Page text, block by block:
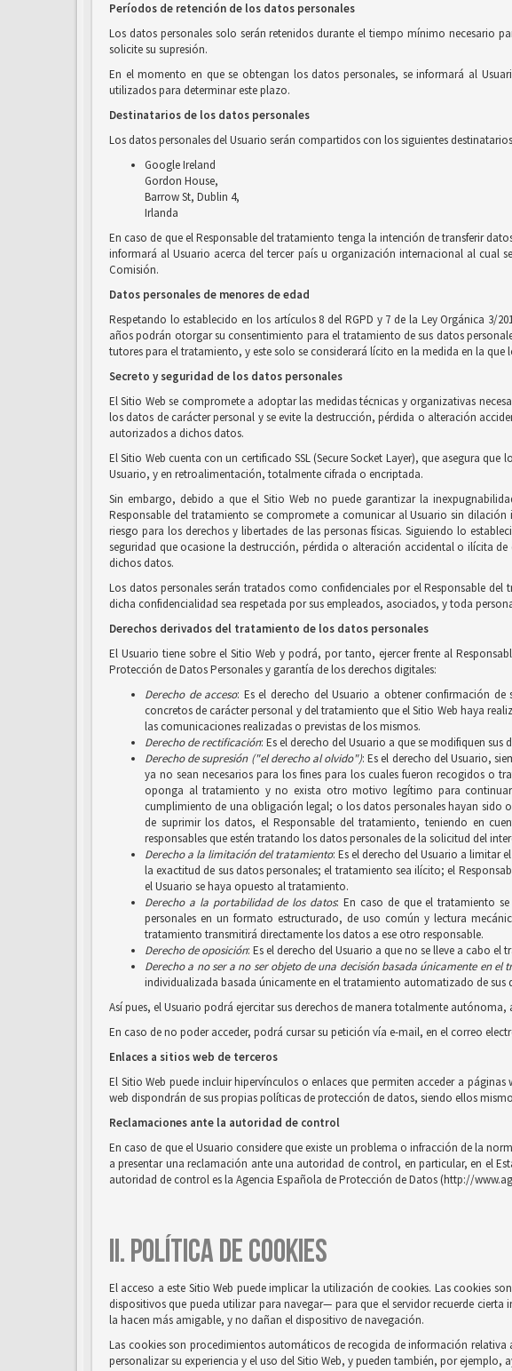
Períodos de retención de los datos personales
Los datos personales solo serán retenidos durante el tiempo mínimo necesario
solicite su supresión.
En el momento en que se obtengan los datos personales, se informará al
utilizados para determinar este plazo.
Destinatarios de los datos personales
Los datos personales del Usuario serán compartidos con los siguientes
Google Ireland
Gordon House,
Barrow St, Dublin 4,
Irlanda
En caso de que el Responsable del tratamiento tenga la intención de transferir
informará al Usuario acerca del tercer país u organización internacional al cual
Comisión.
Datos personales de menores de edad
Respetando lo establecido en los artículos 8 del RGPD y 7 de la Ley Orgánica 3/
años podrán otorgar su consentimiento para el tratamiento de sus datos
tutores para el tratamiento, y este solo se considerará lícito en la medida en la
Secreto y seguridad de los datos personales
El Sitio Web se compromete a adoptar las medidas técnicas y organizativas
los datos de carácter personal y se evite la destrucción, pérdida o alteración
autorizados a dichos datos.
El Sitio Web cuenta con un certificado SSL (Secure Socket Layer), que asegura
Usuario, y en retroalimentación, totalmente cifrada o encriptada.
Sin embargo, debido a que el Sitio Web no puede garantizar la
Responsable del tratamiento se compromete a comunicar al Usuario sin
riesgo para los derechos y libertades de las personas físicas. Siguiendo lo
seguridad que ocasione la destrucción, pérdida o alteración accidental o ilícita
dichos datos.
Los datos personales serán tratados como confidenciales por el Responsable
dicha confidencialidad sea respetada por sus empleados, asociados, y toda
Derechos derivados del tratamiento de los datos personales
El Usuario tiene sobre el Sitio Web y podrá, por tanto, ejercer frente al
Protección de Datos Personales y garantía de los derechos digitales:
Derecho de acceso: Es el derecho del Usuario a obtener confirmación
concretos de carácter personal y del tratamiento que el Sitio Web haya
las comunicaciones realizadas o previstas de los mismos.
Derecho de rectificación: Es el derecho del Usuario a que se modifiquen
Derecho de supresión ("el derecho al olvido"): Es el derecho del Usuario,
ya no sean necesarios para los fines para los cuales fueron recogidos o
oponga al tratamiento y no exista otro motivo legítimo para
cumplimiento de una obligación legal; o los datos personales hayan sido
de suprimir los datos, el Responsable del tratamiento, teniendo en
responsables que estén tratando los datos personales de la solicitud del
Derecho a la limitación del tratamiento: Es el derecho del Usuario a limitar
la exactitud de sus datos personales; el tratamiento sea ilícito; el
el Usuario se haya opuesto al tratamiento.
Derecho a la portabilidad de los datos: En caso de que el tratamiento
personales en un formato estructurado, de uso común y lectura
tratamiento transmitirá directamente los datos a ese otro responsable.
Derecho de oposición: Es el derecho del Usuario a que no se lleve a cabo
Derecho a no ser a no ser objeto de una decisión basada únicamente en el
individualizada basada únicamente en el tratamiento automatizado de
Así pues, el Usuario podrá ejercitar sus derechos de manera totalmente autónoma,
En caso de no poder acceder, podrá cursar su petición vía e-mail, en el correo
Enlaces a sitios web de terceros
El Sitio Web puede incluir hipervínculos o enlaces que permiten acceder a
web dispondrán de sus propias políticas de protección de datos, siendo ellos
Reclamaciones ante la autoridad de control
En caso de que el Usuario considere que existe un problema o infracción de la
a presentar una reclamación ante una autoridad de control, en particular, en el
autoridad de control es la Agencia Española de Protección de Datos (http://
II. POLÍTICA DE COOKIES
El acceso a este Sitio Web puede implicar la utilización de cookies. Las cookies
dispositivos que pueda utilizar para navegar— para que el servidor recuerde
la hacen más amigable, y no dañan el dispositivo de navegación.
Las cookies son procedimientos automáticos de recogida de información
personalizar su experiencia y el uso del Sitio Web, y pueden también, por ejemplo,